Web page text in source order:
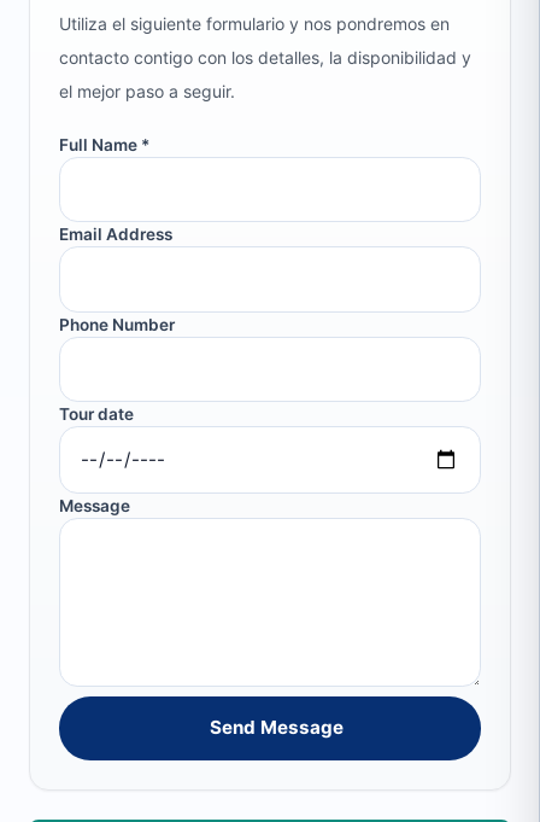
Utiliza el siguiente formulario y nos pondremos en
contacto contigo con los detalles, la disponibilidad y
el mejor paso a seguir.
Full Name *
Email Address
Phone Number
Tour date
Message
Send Message